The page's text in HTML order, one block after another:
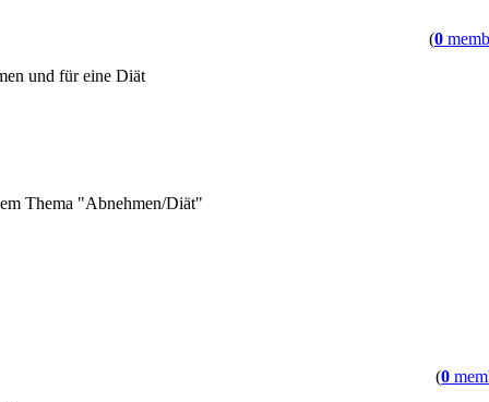
(0
und für eine Diät
Thema "Abnehmen/Diät"
(0